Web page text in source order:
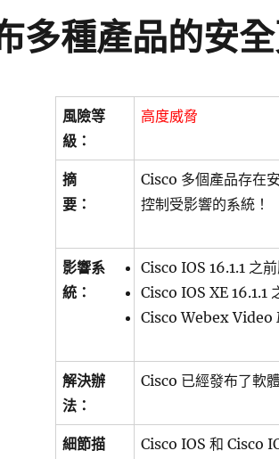
多種產品的安
風險等
級：
高度威脅
摘
要：
Cisco 多個產品存在
控制受影響的系統！
影響系
統：
Cisco IOS 16.1.1 之
Cisco IOS XE 16.1.1
Cisco Webex Video
解決辦
法：
Cisco 已經發布了軟
細節描
Cisco IOS 和 Cisco